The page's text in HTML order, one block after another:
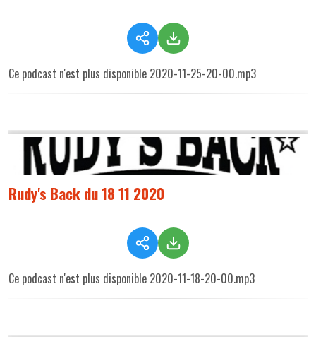
Ce podcast n'est plus disponible 2020-11-25-20-00.mp3
Rudy's Back du 18 11 2020
Ce podcast n'est plus disponible 2020-11-18-20-00.mp3